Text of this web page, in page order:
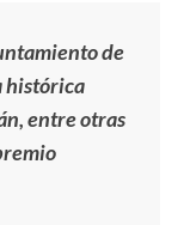
de
histórica
entre otras